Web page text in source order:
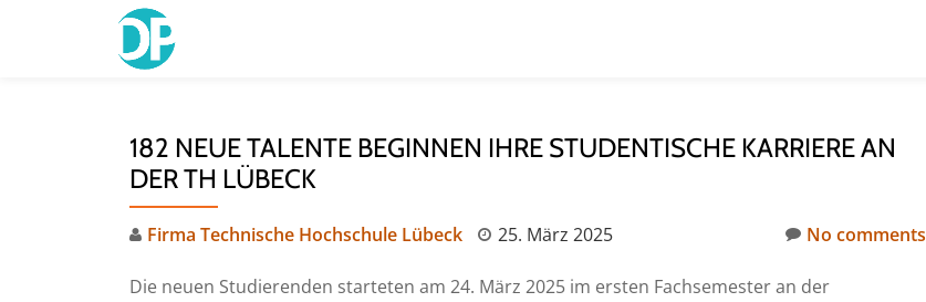
182 NEUE TALENTE BEGINNEN IHRE STUDENTISCHE KARRIERE AN
DER TH LÜBECK
Firma Technische Hochschule Lübeck 25. März 2025 No comments
Die neuen Studierenden starteten am 24. März 2025 im ersten Fachsemester an der